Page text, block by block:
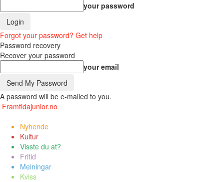
your password
Forgot your password? Get help
Password recovery
Recover your password
your email
A password will be e-mailed to you.
Framtidajunior.no
Nyhende
Kultur
Visste du at?
Fritid
Meiningar
Kviss